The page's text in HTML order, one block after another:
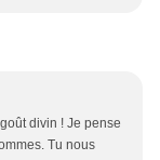
divin ! Je pense
Tu nous